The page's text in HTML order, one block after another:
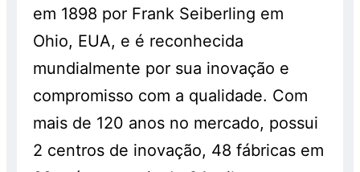
em 1898 por Frank Seiberling em
Ohio, EUA, e é reconhecida
mundialmente por sua inovação e
compromisso com a qualidade. Com
mais de 120 anos no mercado, possui
2 centros de inovação, 48 fábricas em